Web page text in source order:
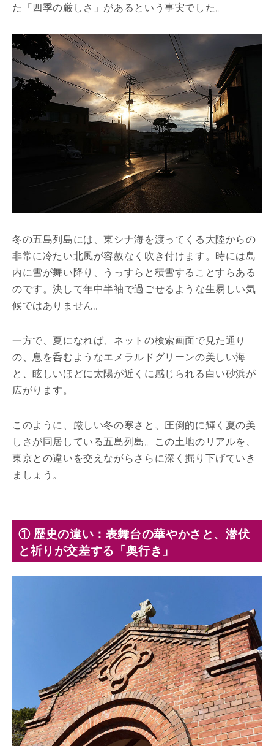
た「四季の厳しさ」があるという事実でした。
冬の五島列島には、東シナ海を渡ってくる大陸からの
非常に冷たい北風が容赦なく吹き付けます。時には島
内に雪が舞い降り、うっすらと積雪することすらある
のです。決して年中半袖で過ごせるような生易しい気
候ではありません。
一方で、夏になれば、ネットの検索画面で見た通り
の、息を呑むようなエメラルドグリーンの美しい海
と、眩しいほどに太陽が近くに感じられる白い砂浜が
広がります。
このように、厳しい冬の寒さと、圧倒的に輝く夏の美
しさが同居している五島列島。この土地のリアルを、
東京との違いを交えながらさらに深く掘り下げていき
ましょう。
① 歴史の違い：表舞台の華やかさと、潜伏
と祈りが交差する「奥行き」